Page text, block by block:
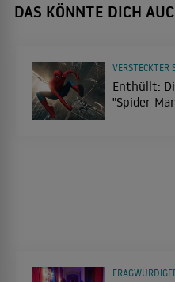
DAS KÖNNTE DICH
Enthüllt:
"Spider-
VERSTECKTER